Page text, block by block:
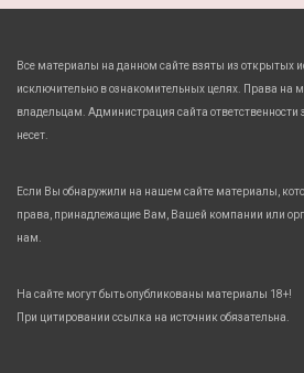
Все материалы на данном сайте взяты из открытых
исключительно в ознакомительных целях. Права на
владельцам. Администрация сайта ответственности
несет.
Если Вы обнаружили на нашем сайте материалы,
права, принадлежащие Вам, Вашей компании или
нам.
На сайте могут быть опубликованы материалы 18+!
При цитировании ссылка на источник обязательна.